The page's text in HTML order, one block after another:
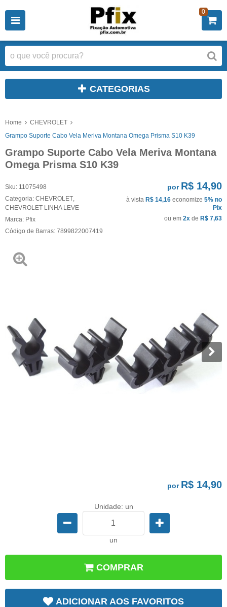
0
CATEGORIAS
Home
CHEVROLET
Grampo Suporte Cabo Vela Meriva Montana Omega Prisma S10 K39
Grampo Suporte Cabo Vela Meriva Montana
Omega Prisma S10 K39
Sku: 11075498
Categoria: CHEVROLET
CHEVROLET LINHA LEVE
Marca: Pfix
Código de Barras: 7899822007419
por R$ 14,90
à vista R$ 14,16 economize 5% no
Pix
ou em 2x de R$ 7,63
por R$ 14,90
Unidade: un
un
COMPRAR
ADICIONAR AOS FAVORITOS